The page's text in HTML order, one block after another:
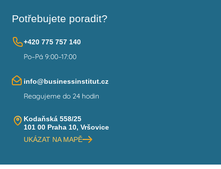
Potřebujete poradit?
+420 775 757 140
Po–Pá 9:00–17:00
info@businessinstitut.cz
Reagujeme do 24 hodin
Kodaňská 558/25
101 00 Praha 10, Vršovice
UKÁZAT NA MAPĚ